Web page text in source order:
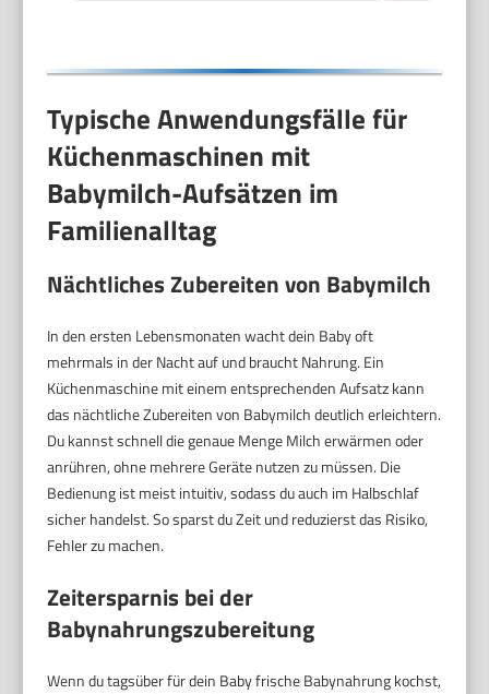
Typische Anwendungsfälle für
Küchenmaschinen mit
Babymilch-Aufsätzen im
Familienalltag
Nächtliches Zubereiten von Babymilch
In den ersten Lebensmonaten wacht dein Baby oft
mehrmals in der Nacht auf und braucht Nahrung. Ein
Küchenmaschine mit einem entsprechenden Aufsatz kann
das nächtliche Zubereiten von Babymilch deutlich erleichtern.
Du kannst schnell die genaue Menge Milch erwärmen oder
anrühren, ohne mehrere Geräte nutzen zu müssen. Die
Bedienung ist meist intuitiv, sodass du auch im Halbschlaf
sicher handelst. So sparst du Zeit und reduzierst das Risiko,
Fehler zu machen.
Zeitersparnis bei der
Babynahrungszubereitung
Wenn du tagsüber für dein Baby frische Babynahrung kochst,